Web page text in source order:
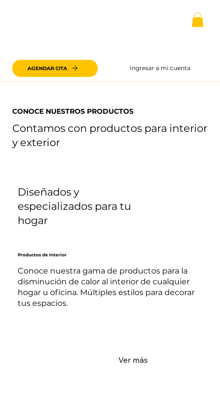
Ingresar a mi cuenta
AGENDAR CITA
Contamos con productos para interior
y exterior
CONOCE NUESTROS PRODUCTOS
Diseñados y
especializados para tu
hogar
Conoce nuestra gama de productos para la
disminución de calor al interior de cualquier
hogar u oficina. Múltiples estilos para decorar
tus espacios.
Productos de Interior
Ver más